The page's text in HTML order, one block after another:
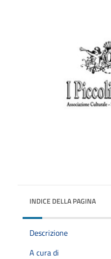
INDICE DELLA PAGINA
Descrizione
A cura di